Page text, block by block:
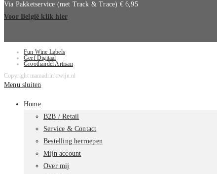
Via Pakketservice (met Track & Trace) € 6,95
Voor België klik hier
Fun Wine Labels
Geef Digitaal
Groothandel Artisan
Copyright mamadrinktwijn.nl
Menu sluiten
Home
B2B / Retail
Service & Contact
Bestelling herroepen
Mijn account
Over mij